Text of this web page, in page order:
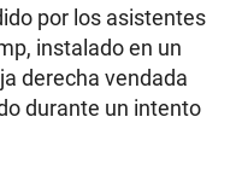
por los asistentes
instalado en un
derecha vendada
durante un intento